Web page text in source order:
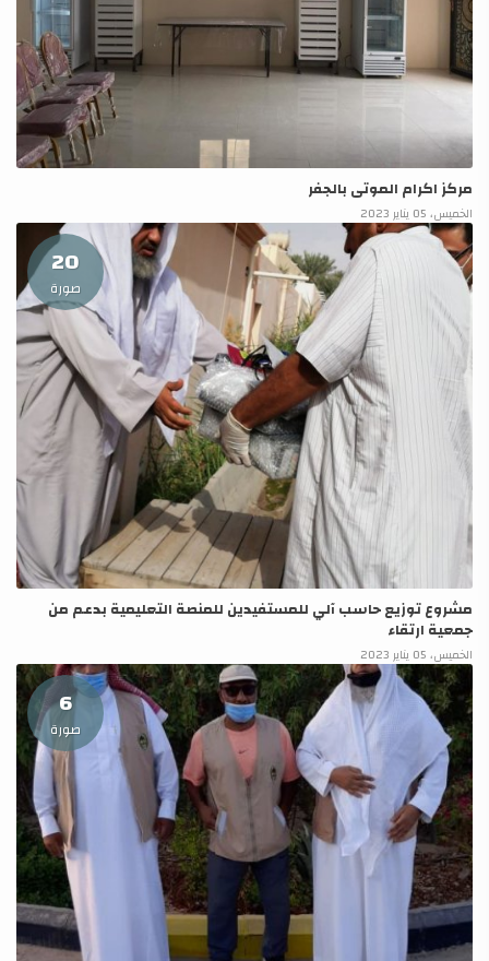
مركز اكرام الموتى بالجفر
الخميس، 05 يناير 2023
20
صورة
مشروع توزيع حاسب آلي للمستفيدين للمنصة التعليمية بدعم من
جمعية ارتقاء
الخميس، 05 يناير 2023
6
صورة